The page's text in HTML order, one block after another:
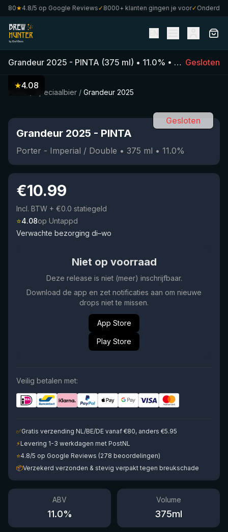
★4.8/5 op Google Reviews✓8000+ klanten gingen je voor✓Onderdeel
Grandeur 2025 - PINTA (375 ml) • 11.0% • Porter -
Gesloten
Speciaalbier / Grandeur 2025
★4.08
Gesloten
Grandeur 2025 - PINTA
Porter - Imperial / Double • 375 ml • 11.0%
€10.99
Incl. BTW + €0.0 statiegeld
⭐4.08op Untappd
Verwachte bezorging di–wo
Niet op voorraad
Deze release is niet (meer) inschrijfbaar.
Download de app en zet notificaties aan om nieuwe
drops niet te missen.
App Store
Play Store
Veilig betalen met:
✅Gratis verzending NL/BE/DE vanaf €80, anders €5.95
⚡Levering 1-3 werkdagen met PostNL
⭐4.8/5 op Google Reviews (278 beoordelingen)
📦Verzekerd verzonden & stevig verpakt tegen breukschade
ABV
11.0%
Volume
375ml